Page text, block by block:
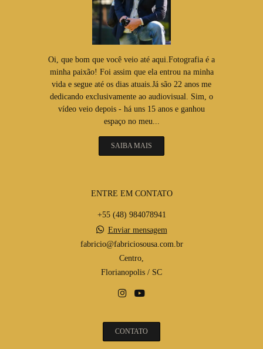
Oi, que bom que você veio até aqui.Fotografia é a
minha paixão! Foi assim que ela entrou na minha
vida e segue até os dias atuais.Já são 22 anos me
dedicando exclusivamente ao audiovisual. Sim, o
vídeo veio depois - há uns 15 anos e ganhou
espaço no meu...
SAIBA MAIS
ENTRE EM CONTATO
+55 (48) 984078941
Enviar mensagem
fabricio@fabriciosousa.com.br
Centro,
Florianopolis / SC
CONTATO